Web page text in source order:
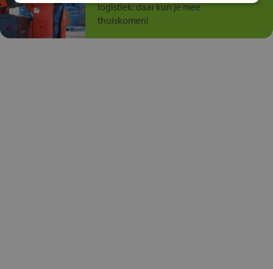
logistiek: daar kun je mee
thuiskomen!